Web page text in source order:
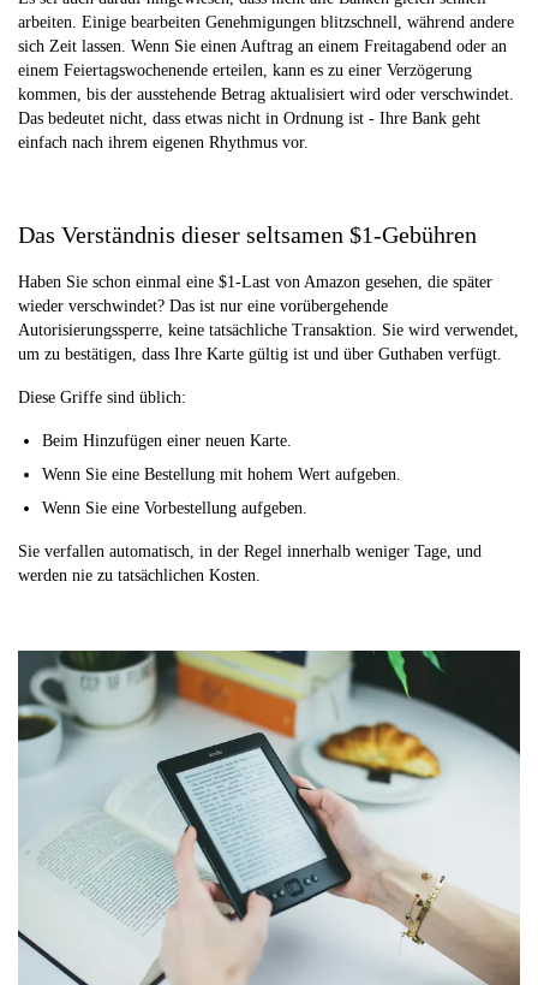
arbeiten. Einige bearbeiten Genehmigungen blitzschnell, während andere
sich Zeit lassen. Wenn Sie einen Auftrag an einem Freitagabend oder an
einem Feiertagswochenende erteilen, kann es zu einer Verzögerung
kommen, bis der ausstehende Betrag aktualisiert wird oder verschwindet.
Das bedeutet nicht, dass etwas nicht in Ordnung ist - Ihre Bank geht
einfach nach ihrem eigenen Rhythmus vor.
Das Verständnis dieser seltsamen $1-Gebühren
Haben Sie schon einmal eine $1-Last von Amazon gesehen, die später
wieder verschwindet? Das ist nur eine vorübergehende
Autorisierungssperre, keine tatsächliche Transaktion. Sie wird verwendet,
um zu bestätigen, dass Ihre Karte gültig ist und über Guthaben verfügt.
Diese Griffe sind üblich:
Beim Hinzufügen einer neuen Karte.
Wenn Sie eine Bestellung mit hohem Wert aufgeben.
Wenn Sie eine Vorbestellung aufgeben.
Sie verfallen automatisch, in der Regel innerhalb weniger Tage, und
werden nie zu tatsächlichen Kosten.